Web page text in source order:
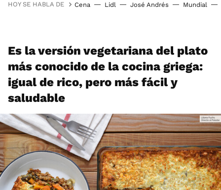
HOY SE HABLA DE Cena Lidl José Andrés Mundial
Es la versión vegetariana del plato
más conocido de la cocina griega:
igual de rico, pero más fácil y
saludable